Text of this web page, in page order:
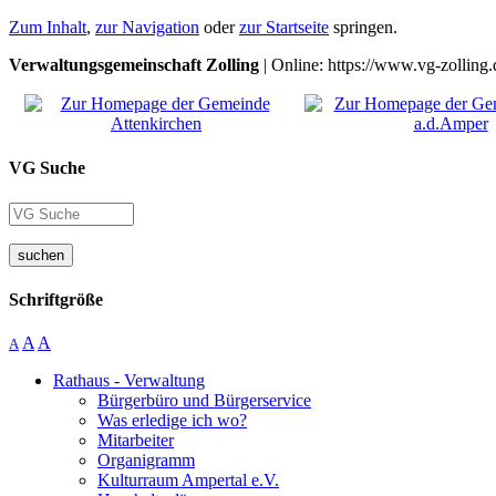
Zum Inhalt, zur Navigation oderzur Startseite springen.
Verwaltungsgemeinschaft Zolling | Online: https://www.vg-
VG Suche
suchen
Schriftgröße
A A A
Rathaus - Verwaltung
Bürgerbüro und Bürgerservice
Was erledige ich wo?
Mitarbeiter
Organigramm
Kulturraum Ampertal e.V.